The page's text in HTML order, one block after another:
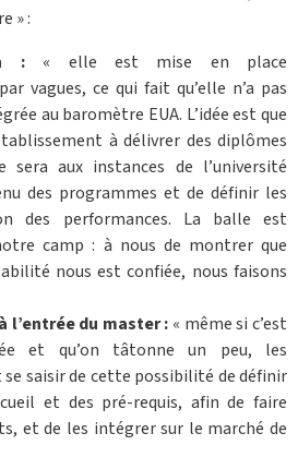
» :
:« elle est mise en place
vagues, ce qui fait qu’elle n’a pas
au baromètre EUA. L’idée est que
à délivrer des diplômes
sera aux instances de l’université
des programmes et de définir les
des performances. La balle est
camp : à nous de montrer que
nous est confiée, nous faisons
l’entrée du master : « même si c’est
et qu’on tâtonne un peu, les
saisir de cette possibilité de définir
et des pré-requis, afin de faire
et de les intégrer sur le marché de